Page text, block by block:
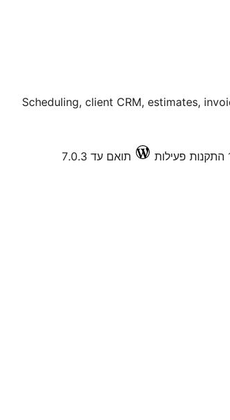
Scheduling, client CRM, estimates,
תואם עד 7.0.3